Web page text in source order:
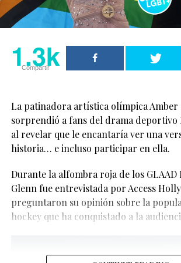
Ver esta publicación en Instagram
sobre un posible spin-off han
fuerza.
1.3k
Compartir
La patinadora artística olímpica Amber
sorprendió a fans del drama deportivo
al revelar que le encantaría ver una
historia… e incluso participar en ella.
Durante la alfombra roja de los GLAAD
Glenn fue entrevistada por Access
preguntaron su opinión sobre la
hockey que ha conquistado a la